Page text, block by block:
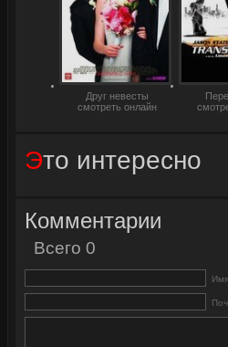
Друг невесты
смотреть онлайн
Это интересно
Комментарии
Всего 0